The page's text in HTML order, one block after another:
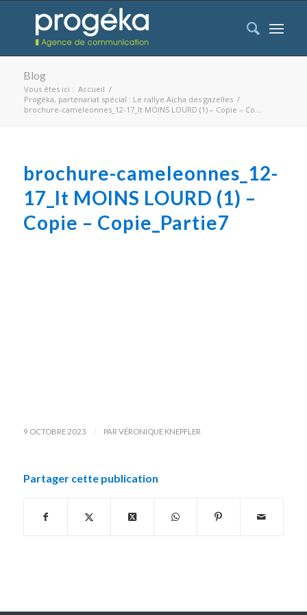
Blog
Vous êtes ici : Accueil /
Progéka, partenariat spécial : Le rallye Aïcha des gazelles /
brochure-cameleonnes_12-17_lt MOINS LOURD (1) – Copie – Co...
brochure-cameleonnes_12-
17_lt MOINS LOURD (1) –
Copie – Copie_Partie7
9 OCTOBRE 2023 / PAR VÉRONIQUE KNEPFLER
Partager cette publication